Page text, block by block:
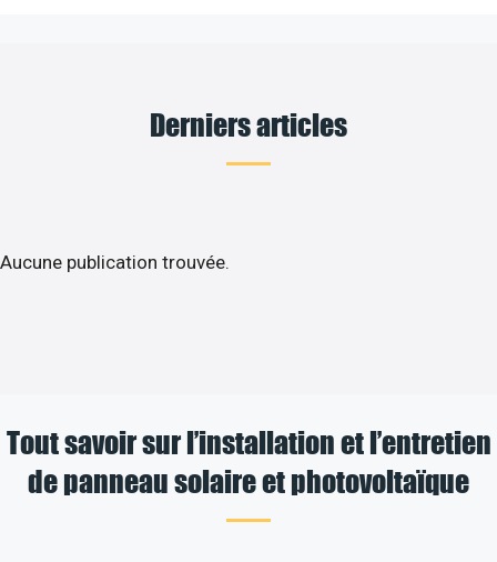
Derniers articles
Aucune publication trouvée.
Tout savoir sur l’installation et l’entretien
de panneau solaire et photovoltaïque